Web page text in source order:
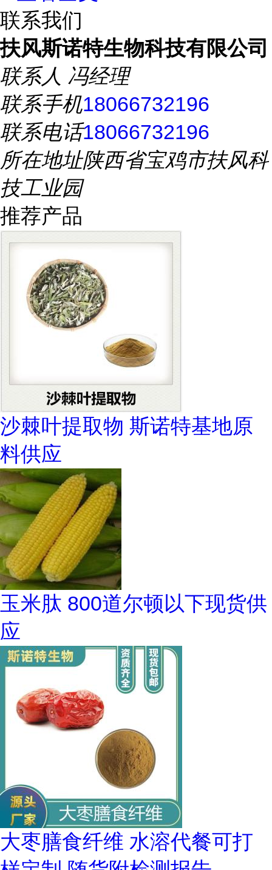
联系我们
扶风斯诺特生物科技有限公司
联系人 冯经理
联系手机18066732196
联系电话18066732196
所在地址陕西省宝鸡市扶风科
技工业园
推荐产品
沙棘叶提取物 斯诺特基地原
料供应
玉米肽 800道尔顿以下现货供
应
大枣膳食纤维 水溶代餐可打